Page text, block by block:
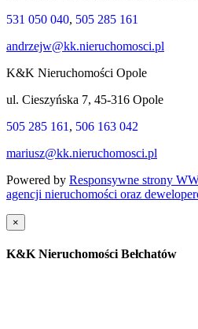
531 050 040, 505 285 161
andrzejw@kk.nieruchomosci.pl
K&K Nieruchomości Opole
ul. Cieszyńska 7, 45-316 Opole
505 285 161 , 506 163 042
mariusz@kk.nieruchomosci.pl
Powered by Responsywne strony
agencji nieruchomości oraz
×
K&K Nieruchomości Bełchatów